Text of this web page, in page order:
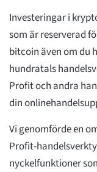
Investeringar i
som är reserverad
bitcoin även om du
hundratals
Profit och andra
din
Vi genomförde en
Profit-
nyckelfunktioner